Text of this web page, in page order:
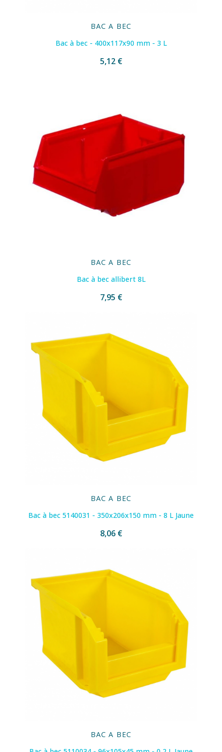
BAC A BEC
Bac à bec - 400x117x90 mm - 3 L
5,12 €
BAC A BEC
Bac à bec allibert 8L
7,95 €
BAC A BEC
Bac à bec 5140031 - 350x206x150 mm - 8 L Jaune
8,06 €
BAC A BEC